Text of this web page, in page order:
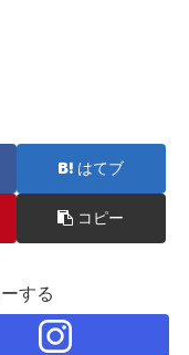
はてブ
コピー
する